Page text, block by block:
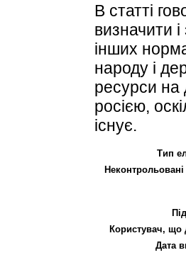
В статті
визначити і
інших
народу і
ресурси на
росією,
існує.
Тип
Користувач, що
Дата